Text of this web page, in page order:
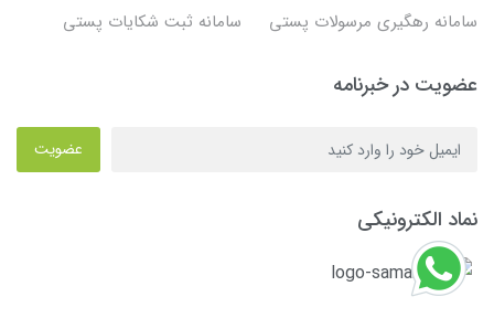
سامانه رهگیری مرسولات پستی
سامانه ثبت شکایات پستی
عضویت در خبرنامه
عضویت
نماد الکترونیکی